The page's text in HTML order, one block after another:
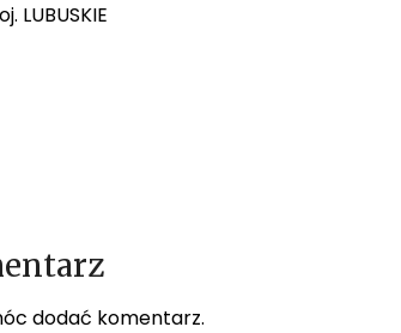
LUBUSKIE
dodać komentarz.